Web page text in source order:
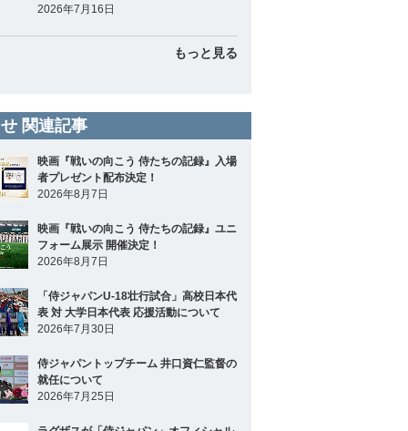
2026年7月16日
もっと見る
関連記事
映画『戦いの向こう 侍たちの記録』入場
者プレゼント配布決定！
2026年8月7日
映画『戦いの向こう 侍たちの記録』ユニ
フォーム展示 開催決定！
2026年8月7日
「侍ジャパンU-18壮行試合」高校日本代
表 対 大学日本代表 応援活動について
2026年7月30日
侍ジャパントップチーム 井口資仁監督の
就任について
2026年7月25日